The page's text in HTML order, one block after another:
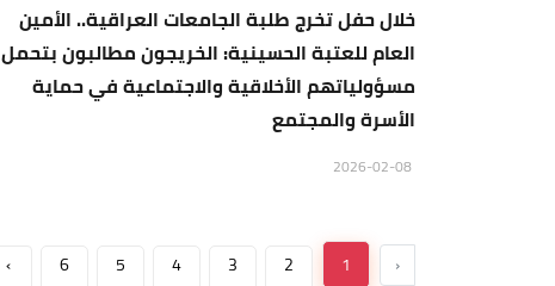
خلال حفل تخرج طلبة الجامعات العراقية.. الأمين
العام للعتبة الحسينية: الخريجون مطالبون بتحمل
مسؤولياتهم الأخلاقية والاجتماعية في حماية
الأسرة والمجتمع
‹
1
2
3
4
5
6
›